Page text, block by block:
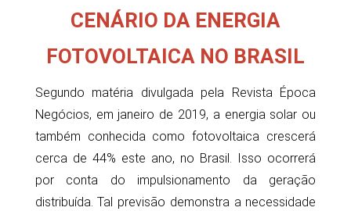
CENÁRIO DA ENERGIA
FOTOVOLTAICA NO BRASIL
Segundo matéria divulgada pela Revista Época
Negócios, em janeiro de 2019, a energia solar ou
também conhecida como fotovoltaica crescerá
cerca de 44% este ano, no Brasil. Isso ocorrerá
por conta do impulsionamento da geração
distribuída. Tal previsão demonstra a necessidade